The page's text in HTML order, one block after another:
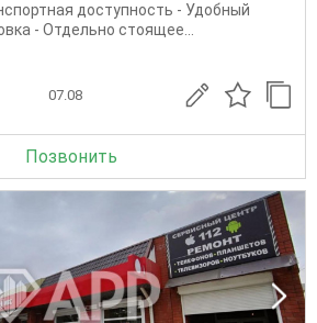
доступность - Удобный
- Отдельно стоящее...
07.08
Позвонить